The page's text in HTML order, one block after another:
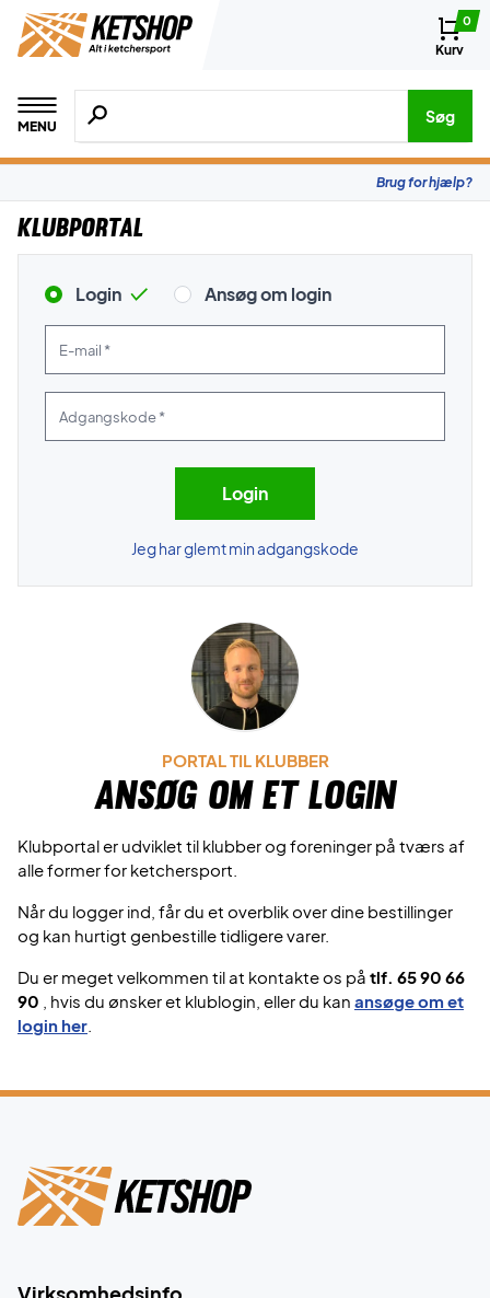
0
Kurv
MENU
Søg efter produkter, mærker etc.
Søg
Brug for hjælp?
Klubportal
Login Ansøg om login
Jeg har glemt min adgangskode
PORTAL TIL KLUBBER
Ansøg om et login
Klubportal er udviklet til klubber og foreninger på tværs af
alle former for ketchersport.
Når du logger ind, får du et overblik over dine bestillinger
og kan hurtigt genbestille tidligere varer.
Du er meget velkommen til at kontakte os på tlf. 65 90 66
90
, hvis du ønsker et klublogin, eller du kan ansøge om et
login her